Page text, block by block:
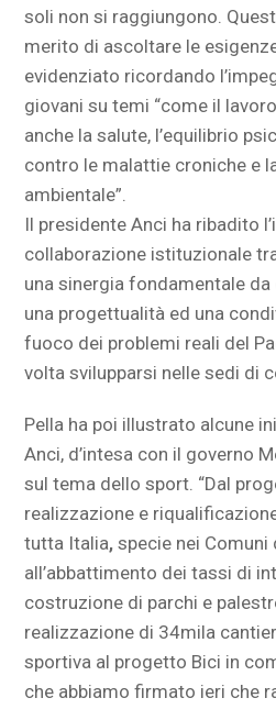
soli non si raggiungono.
merito di ascoltare le
evidenziato ricordando
giovani su temi “come il
anche la salute, l’equilibrio
contro le malattie croniche e
ambientale”.
Il presidente Anci ha ribadito
collaborazione istituzionale tra
una sinergia fondamentale
una progettualità ed una
fuoco dei problemi reali del
volta svilupparsi nelle sedi di
Pella ha poi illustrato alcune
Anci, d’intesa con il governo
sul tema dello sport. “Dal
realizzazione e
tutta Italia,specie nei Comuni
all’abbattimento dei tassi di
costruzione di parchi e
realizzazione di 34mila
sportiva al progetto Bici in
che abbiamo firmato ieri che